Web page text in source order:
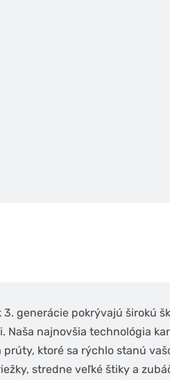
3. generácie pokrývajú širokú
Naša najnovšia technológia
prúty, ktoré sa rýchlo stanú
stredne veľké štiky a